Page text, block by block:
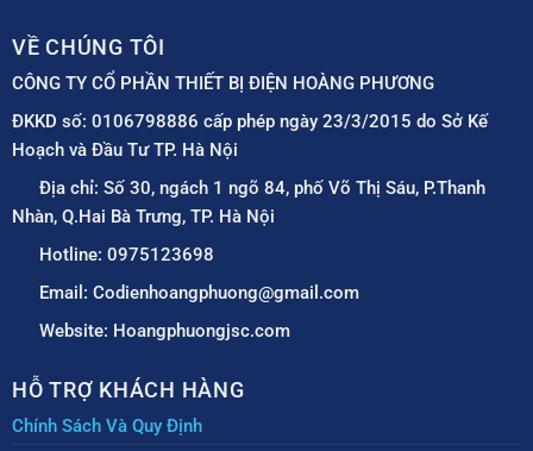
VỀ CHÚNG TÔI
CÔNG TY CỔ PHẦN THIẾT BỊ ĐIỆN HOÀNG PHƯƠNG
ĐKKD số: 0106798886 cấp phép ngày 23/3/2015 do Sở Kế
Hoạch và Đầu Tư TP. Hà Nội
Địa chỉ: Số 30, ngách 1 ngõ 84, phố Võ Thị Sáu, P.Thanh
Nhàn, Q.Hai Bà Trưng, TP. Hà Nội
Hotline: 0975123698
Email: Codienhoangphuong@gmail.com
Website: Hoangphuongjsc.com
HỖ TRỢ KHÁCH HÀNG
Chính Sách Và Quy Định